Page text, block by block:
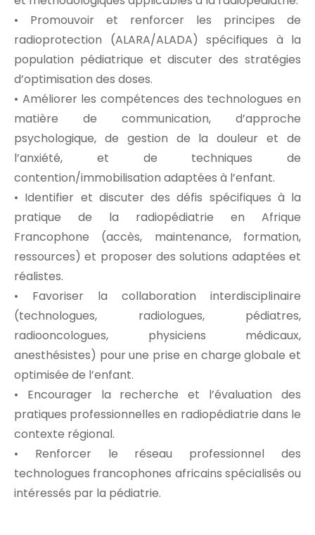
• Promouvoir et renforcer les principes de
radioprotection (ALARA/ALADA) spécifiques à la
population pédiatrique et discuter des stratégies
d’optimisation des doses.
• Améliorer les compétences des technologues en
matière de communication, d’approche
psychologique, de gestion de la douleur et de
l’anxiété, et de techniques de
contention/immobilisation adaptées à l’enfant.
• Identifier et discuter des défis spécifiques à la
pratique de la radiopédiatrie en Afrique
Francophone (accès, maintenance, formation,
ressources) et proposer des solutions adaptées et
réalistes.
• Favoriser la collaboration interdisciplinaire
(technologues, radiologues, pédiatres,
radiooncologues, physiciens médicaux,
anesthésistes) pour une prise en charge globale et
optimisée de l’enfant.
• Encourager la recherche et l’évaluation des
pratiques professionnelles en radiopédiatrie dans le
contexte régional.
• Renforcer le réseau professionnel des
technologues francophones africains spécialisés ou
intéressés par la pédiatrie.